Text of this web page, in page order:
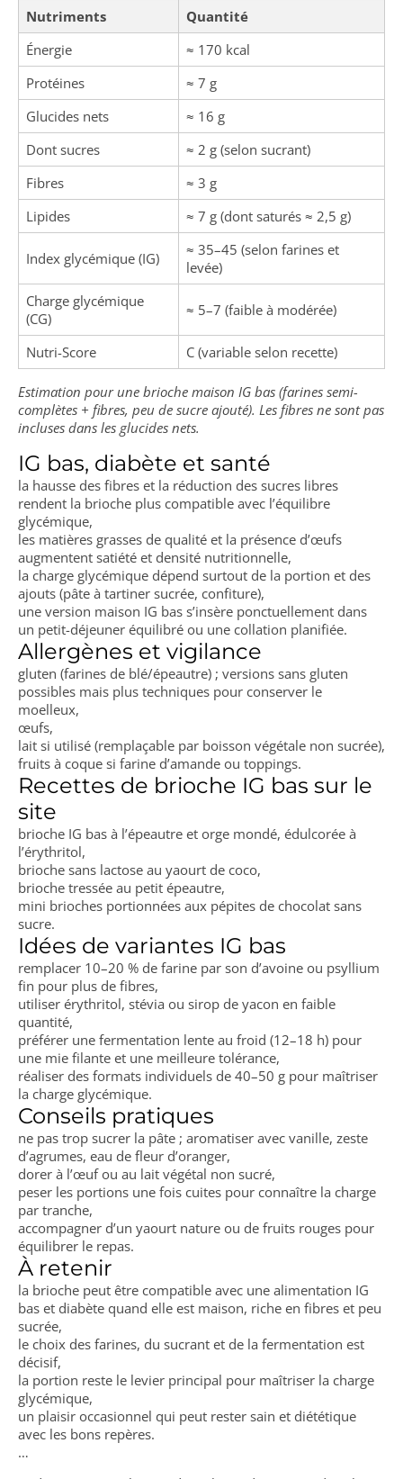
Nutriments
Quantité
Énergie
≈ 170 kcal
Protéines
≈ 7 g
Glucides nets
≈ 16 g
Dont sucres
≈ 2 g (selon sucrant)
Fibres
≈ 3 g
Lipides
≈ 7 g (dont saturés ≈ 2,5 g)
Index glycémique (IG)
≈ 35–45 (selon farines et
levée)
Charge glycémique
(CG)
≈ 5–7 (faible à modérée)
Nutri-Score C (variable selon recette)
Estimation pour une brioche maison IG bas (farines semi-
complètes + fibres, peu de sucre ajouté). Les fibres ne sont pas
incluses dans les glucides nets.
IG bas, diabète et santé
la hausse des fibres et la réduction des sucres libres
rendent la brioche plus compatible avec l’équilibre
glycémique,
les matières grasses de qualité et la présence d’œufs
augmentent satiété et densité nutritionnelle,
la charge glycémique dépend surtout de la portion et des
ajouts (pâte à tartiner sucrée, confiture),
une version maison IG bas s’insère ponctuellement dans
un petit-déjeuner équilibré ou une collation planifiée.
Allergènes et vigilance
gluten (farines de blé/épeautre) ; versions sans gluten
possibles mais plus techniques pour conserver le
moelleux,
œufs,
lait si utilisé (remplaçable par boisson végétale non sucrée),
fruits à coque si farine d’amande ou toppings.
Recettes de brioche IG bas sur le
site
brioche IG bas à l’épeautre et orge mondé, édulcorée à
l’érythritol,
brioche sans lactose au yaourt de coco,
brioche tressée au petit épeautre,
mini brioches portionnées aux pépites de chocolat sans
sucre.
Idées de variantes IG bas
remplacer 10–20 % de farine par son d’avoine ou psyllium
fin pour plus de fibres,
utiliser érythritol, stévia ou sirop de yacon en faible
quantité,
préférer une fermentation lente au froid (12–18 h) pour
une mie filante et une meilleure tolérance,
réaliser des formats individuels de 40–50 g pour maîtriser
la charge glycémique.
Conseils pratiques
ne pas trop sucrer la pâte ; aromatiser avec vanille, zeste
d’agrumes, eau de fleur d’oranger,
dorer à l’œuf ou au lait végétal non sucré,
peser les portions une fois cuites pour connaître la charge
par tranche,
accompagner d’un yaourt nature ou de fruits rouges pour
équilibrer le repas.
À retenir
la brioche peut être compatible avec une alimentation IG
bas et diabète quand elle est maison, riche en fibres et peu
sucrée,
le choix des farines, du sucrant et de la fermentation est
décisif,
la portion reste le levier principal pour maîtriser la charge
glycémique,
un plaisir occasionnel qui peut rester sain et diététique
avec les bons repères.
…